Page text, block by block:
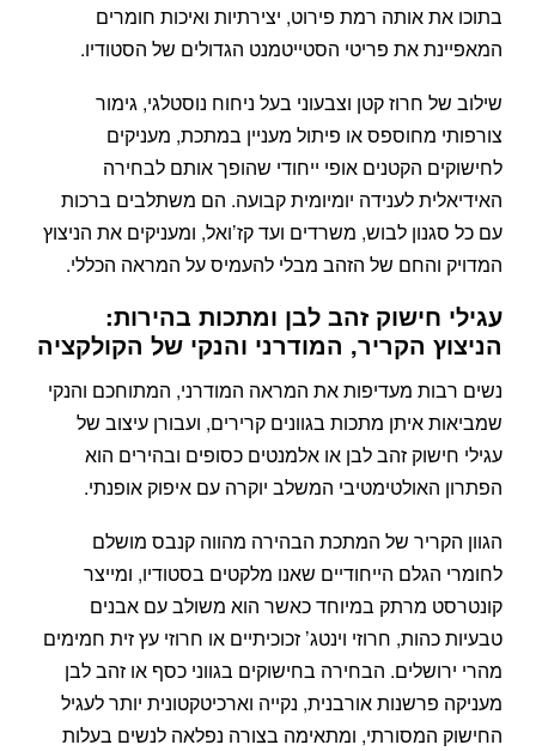
בתוכו את אותה רמת פירוט, יצירתיות ואיכות חומרים
המאפיינת את פריטי הסטייטמנט הגדולים של הסטודיו.
שילוב של חרוז קטן וצבעוני בעל ניחוח נוסטלגי, גימור
צורפותי מחוספס או פיתול מעניין במתכת, מעניקים
לחישוקים הקטנים אופי ייחודי שהופך אותם לבחירה
האידיאלית לענידה יומיומית קבועה. הם משתלבים ברכות
עם כל סגנון לבוש, משרדים ועד קז’ואל, ומעניקים את הניצוץ
המדויק והחם של הזהב מבלי להעמיס על המראה הכללי.
עגילי חישוק זהב לבן ומתכות בהירות:
הניצוץ הקריר, המודרני והנקי של הקולקציה
נשים רבות מעדיפות את המראה המודרני, המתוחכם והנקי
שמביאות איתן מתכות בגוונים קרירים, ועבורן עיצוב של
עגילי חישוק זהב לבן או אלמנטים כסופים ובהירים הוא
הפתרון האולטימטיבי המשלב יוקרה עם איפוק אופנתי.
הגוון הקריר של המתכת הבהירה מהווה קנבס מושלם
לחומרי הגלם הייחודיים שאנו מלקטים בסטודיו, ומייצר
קונטרסט מרתק במיוחד כאשר הוא משולב עם אבנים
טבעיות כהות, חרוזי וינטג’ זכוכיתיים או חרוזי עץ זית חמימים
מהרי ירושלים. הבחירה בחישוקים בגווני כסף או זהב לבן
מעניקה פרשנות אורבנית, נקייה וארכיטקטונית יותר לעגיל
החישוק המסורתי, ומתאימה בצורה נפלאה לנשים בעלות